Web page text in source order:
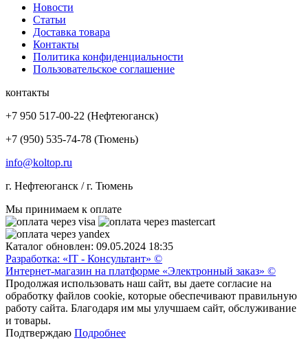
Новости
Статьи
Доставка товара
Контакты
Политика конфиденциальности
Пользовательское соглашение
контакты
+7 950 517-00-22 (Нефтеюганск)
+7 (950) 535-74-78 (Тюмень)
info@koltop.ru
г. Нефтеюганск / г. Тюмень
Мы принимаем к оплате
Каталог обновлен: 09.05.2024 18:35
Разработка: «IT - Консультант» ©
Интернет-магазин на платформе «Электронный заказ» ©
Продолжая использовать наш сайт, вы даете согласие на
обработку файлов cookie, которые обеспечивают правильную
работу сайта. Благодаря им мы улучшаем сайт, обслуживание
и товары.
Подтверждаю Подробнее